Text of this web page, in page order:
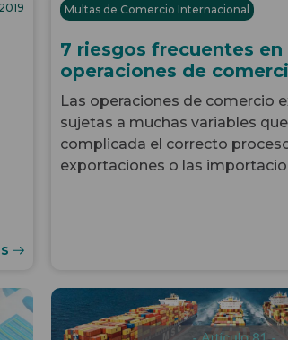
Multas de Comercio Internacional
7 riesgos frecuentes en
operaciones de
Las operaciones de comercio
sujetas a muchas variables
complicada el correcto
exportaciones o las